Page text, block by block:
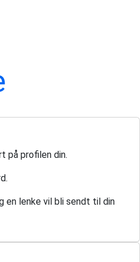
på profilen din.
en lenke vil bli sendt til din